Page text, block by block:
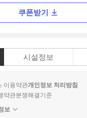
쿠폰받기
시설정보
이용약관개인정보 처리방침
약관분쟁해결기준
보